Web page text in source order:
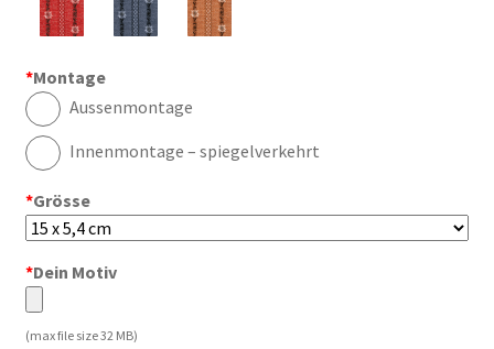
*Montage
Aussenmontage
Innenmontage – spiegelverkehrt
*Grösse
*Dein Motiv
(max file size 32 MB)